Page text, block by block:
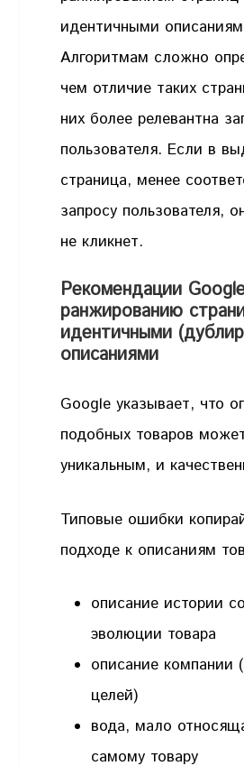
идентичными
Алгоритмам сложно
чем отличие таких
них более релевантна
пользователя. Если в
страница, менее
запросу пользователя,
не кликнет.
Рекомендации
ранжированию
идентичными
описаниями
Google указывает, что
подобных товаров
уникальным, и
Типовые ошибки
подходе к описаниям
описание истории
эволюции товара
описание компании
целей)
вода, мало
самому товару